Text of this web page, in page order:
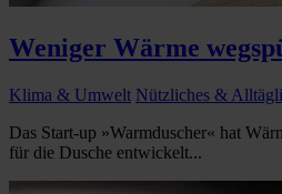
Weniger Wärme
Klima & Umwelt Nützliches &
Das Start-up »Warmduscher« hat
für die Dusche entwickelt...